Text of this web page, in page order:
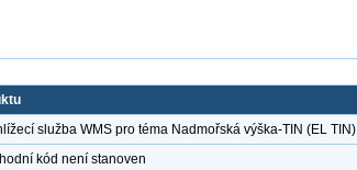
služba WMS pro téma Nadmořská výška-TIN (EL TIN)
kód není stanoven